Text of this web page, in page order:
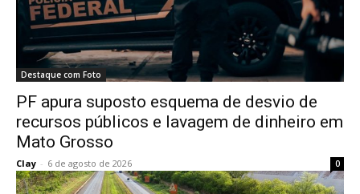
Destaque com Foto
PF apura suposto esquema de desvio de
recursos públicos e lavagem de dinheiro em
Mato Grosso
Clay - 6 de agosto de 2026 0